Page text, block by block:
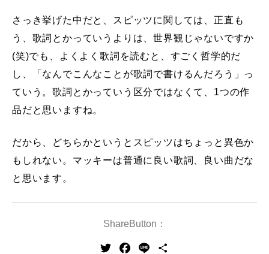
さっき挙げた中だと、スピッツに関しては、正直も
う、歌詞とかっていうよりは、世界観じゃないですか
(笑)でも、よくよく歌詞を読むと、すごく哲学的だ
し、「なんでこんなことが歌詞で書けるんだろう」っ
ていう。歌詞とかっていう区分ではなくて、1つの作
品だと思いますね。
だから、どちらかというとスピッツはちょっと異色か
もしれない。マッキーは普通に良い歌詞、良い曲だな
と思います。
ShareButton：
TwitterFacebook
Line